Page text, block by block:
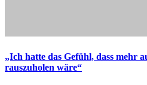
„Ich hatte das Gefühl, dass mehr
rauszuholen wäre“